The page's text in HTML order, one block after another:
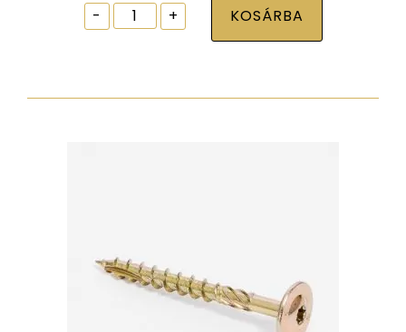
-
Ablak
tokrögzítõ
7,5x242
+ KOSÁRBA